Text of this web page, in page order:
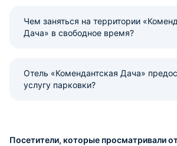
Чем заняться на территории
Дача» в свободное время?
Отель «Комендантская Дача»
услугу парковки?
Посетители, которые просматривали